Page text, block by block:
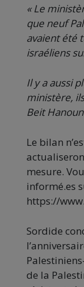
« Le
que neuf
avaient été
israéliens
Il y a aussi
ministère,
Beit
Le bilan
mesure.
informé.es
https://
Sordide
de la